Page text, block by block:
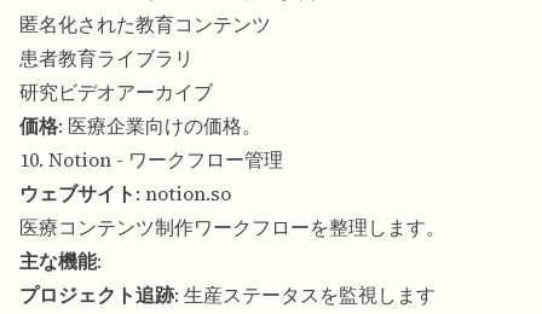
匿名化された教育コンテンツ
患者教育ライブラリ
研究ビデオアーカイブ
価格: 医療企業向けの価格。
10. Notion - ワークフロー管理
ウェブサイト: notion.so
医療コンテンツ制作ワークフローを整理します。
主な機能:
プロジェクト追跡: 生産ステータスを監視します